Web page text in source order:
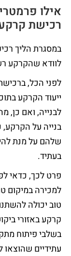
אילו
רכישת
במסגרת הליך
לוודא שהקרקע
לפני הכל,
ייעוד הקרקע
לבנייה, ואם כן,
בנייה על
שלהם על מנת
בעתיד.
פרט לכך, כדאי
למכירה במיקום
טוב יכולה
קרקע באזורי
בשלבי פיתוח
עתידיים שהוצאו